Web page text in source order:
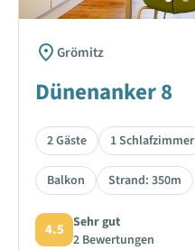
Grömitz
Dünenanker 8
2 Gäste 1 Schlafzimmer
Balkon Strand: 350m
4.5 Sehr gut
2 Bewertungen